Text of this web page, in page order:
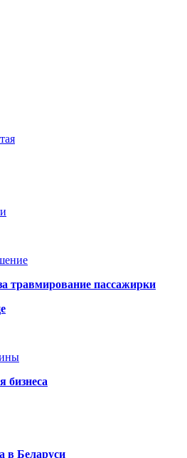
травмирование пассажирки
бизнеса
в Беларуси